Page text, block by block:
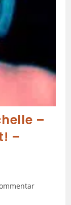
–
–